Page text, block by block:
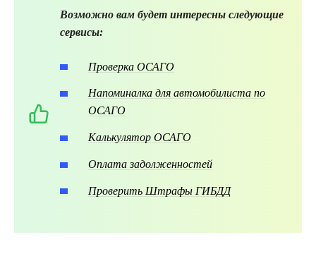
Возможно вам будет интересны следующие
сервисы:
Проверка ОСАГО
Напоминалка для автомобилиста по
ОСАГО
Калькулятор ОСАГО
Оплата задолженностей
Проверить Штрафы ГИБДД